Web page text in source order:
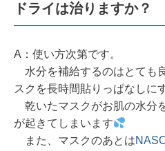
ドライは治りますか？
A：使い方次第です。
水分を補給するのはとても
スクを長時間貼りっぱなしに
乾いたマスクがお肌の水分
が起きてしまいます
また、マスクのあとは